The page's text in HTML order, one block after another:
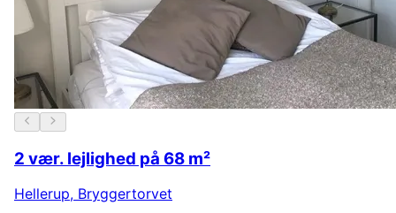
2 vær. lejlighed på 68 m²
Hellerup, Bryggertorvet